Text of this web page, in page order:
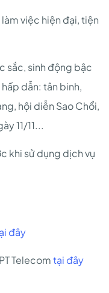
việc hiện đại, tiện
sắc, sinh động bậc
dẫn: tân binh,
hội diễn Sao Chổi,
11/11...
khi sử dụng dịch vụ
đây
Telecomtại đây